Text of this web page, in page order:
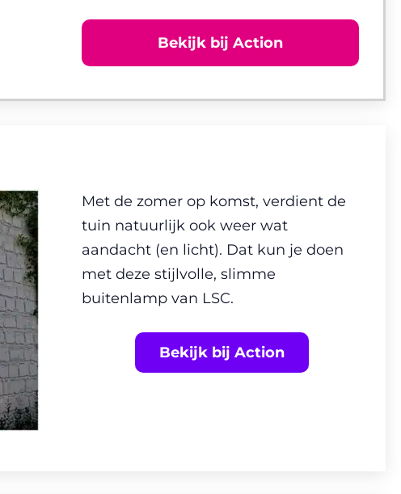
Bekijk bij Action
Met de zomer op komst, verdient de
tuin natuurlijk ook weer wat
aandacht (en licht). Dat kun je doen
met deze stijlvolle, slimme
buitenlamp van LSC.
Bekijk bij Action